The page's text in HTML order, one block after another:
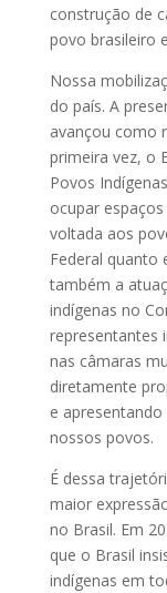
construção de
povo brasileiro
Nossa
do país. A
avançou como
primeira vez, o
Povos
ocupar
voltada aos
Federal quanto
também a
indígenas no
representantes
nas câmaras
diretamente
e
nossos povos.
É dessa
maior
no Brasil. Em
que o Brasil
indígenas em